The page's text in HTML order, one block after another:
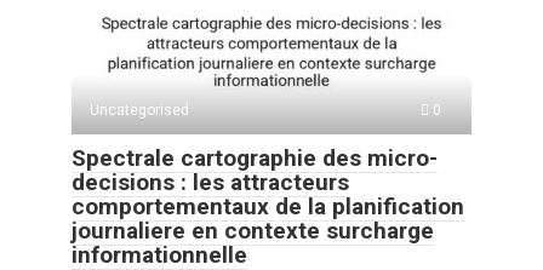
Uncategorised 0
Spectrale cartographie des micro-
decisions : les attracteurs
comportementaux de la planification
journaliere en contexte surcharge
informationnelle